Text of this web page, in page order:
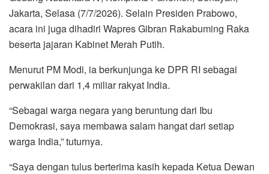
Jakarta, Selasa (7/7/2026). Selain Presiden Prabowo,
acara ini juga dihadiri Wapres Gibran Rakabuming Raka
beserta jajaran Kabinet Merah Putih.
Menurut PM Modi, ia berkunjunga ke DPR RI sebagai
perwakilan dari 1,4 miliar rakyat India.
“Sebagai warga negara yang beruntung dari Ibu
Demokrasi, saya membawa salam hangat dari setiap
warga India,” tuturnya.
“Saya dengan tulus berterima kasih kepada Ketua Dewan